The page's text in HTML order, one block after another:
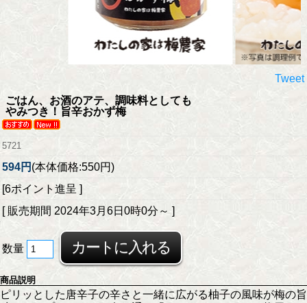
Tweet
ごはん、お酒のアテ、調味料としても
やみつき！旨辛おかず梅
5721
594円 (本体価格:550円)
[6ポイント進呈 ]
[ 販売期間 2024年3月6日0時0分～ ]
数量
商品説明
ピリッとした唐辛子の辛さと一緒に広がる柚子の風味が梅の旨